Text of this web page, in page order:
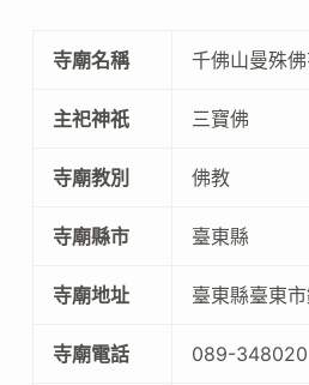
寺廟名稱 千佛山曼殊
主祀神祇 三寶佛
寺廟教別 佛教
寺廟縣市 臺東縣
寺廟地址 臺東縣臺東
寺廟電話 089-348020